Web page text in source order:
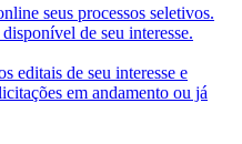
seus processos seletivos.
de seu interesse.
editais de seu interesse e
em andamento ou já